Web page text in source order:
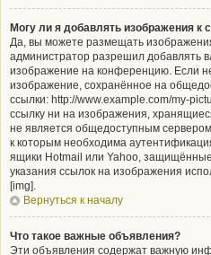
Могу ли я добавлять изображения к
Да, вы можете размещать
администратор разрешил добавлять
изображение на конференцию. Если
изображение, сохранённое на
ссылки: http://www.example.com/my-
ссылку ни на изображения,
не является общедоступным
к которым необходима
ящики Hotmail или Yahoo,
указания ссылок на изображения
[img].
Вернуться к началу
Что такое важные объявления?
Эти объявления содержат важную